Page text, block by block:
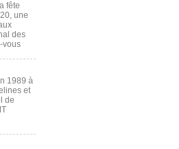
fête
une
des
vous
1989 à
et
de